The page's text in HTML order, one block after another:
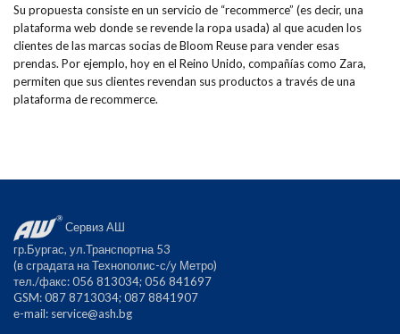
Su propuesta consiste en un servicio de “recommerce” (es decir, una
plataforma web donde se revende la ropa usada) al que acuden los
clientes de las marcas socias de Bloom Reuse para vender esas
prendas. Por ejemplo, hoy en el Reino Unido, compañías como Zara,
permiten que sus clientes revendan sus productos a través de una
plataforma de recommerce.
Сервиз АШ
гр.Бургас, ул.Транспортна 53
(в сградата на Технополис-с/у Метро)
тел./факс: 056 813034; 056 841697
GSM: 087 8713034; 087 8841907
е-mail: service@ash.bg